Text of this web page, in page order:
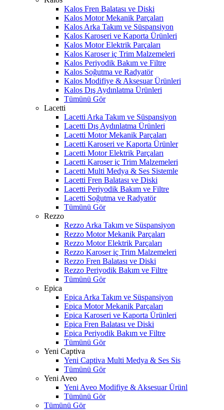
Kalos Fren Balatası ve Diski
Kalos Motor Mekanik Parçaları
Kalos Arka Takım ve Süspansiyon
Kalos Karoseri ve Kaporta Ürünleri
Kalos Motor Elektrik Parçaları
Kalos Karoser iç Trim Malzemeleri
Kalos Periyodik Bakım ve Filtre
Kalos Soğutma ve Radyatör
Kalos Modifiye & Aksesuar Ürünleri
Kalos Dış Aydınlatma Ürünleri
Tümünü Gör
Lacetti
Lacetti Arka Takım ve Süspansiyon
Lacetti Dış Aydınlatma Ürünleri
Lacetti Motor Mekanik Parçaları
Lacetti Karoseri ve Kaporta Ürünler
Lacetti Motor Elektrik Parçaları
Lacetti Karoser iç Trim Malzemeleri
Lacetti Multi Medya & Ses Sistemle
Lacetti Fren Balatası ve Diski
Lacetti Periyodik Bakım ve Filtre
Lacetti Soğutma ve Radyatör
Tümünü Gör
Rezzo
Rezzo Arka Takım ve Süspansiyon
Rezzo Motor Mekanik Parçaları
Rezzo Motor Elektrik Parçaları
Rezzo Karoser iç Trim Malzemeleri
Rezzo Fren Balatası ve Diski
Rezzo Periyodik Bakım ve Filtre
Tümünü Gör
Epica
Epica Arka Takım ve Süspansiyon
Epica Motor Mekanik Parçaları
Epica Karoseri ve Kaporta Ürünleri
Epica Fren Balatası ve Diski
Epica Periyodik Bakım ve Filtre
Tümünü Gör
Yeni Captiva
Yeni Captiva Multi Medya & Ses Sis
Tümünü Gör
Yeni Aveo
Yeni Aveo Modifiye & Aksesuar Ürünl
Tümünü Gör
Tümünü Gör